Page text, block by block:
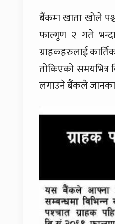
बैंकमा खाता खोले
फाल्गुण २ गते
ग्राहकहरुलाई
तोकिएको
लगाउने बैंकले